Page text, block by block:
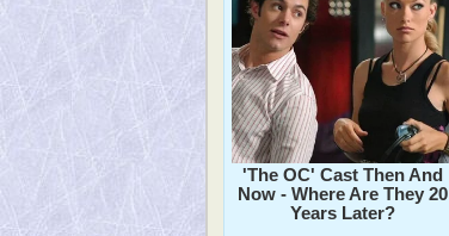
'The OC' Cast Then And
Now - Where Are They 20
Years Later?